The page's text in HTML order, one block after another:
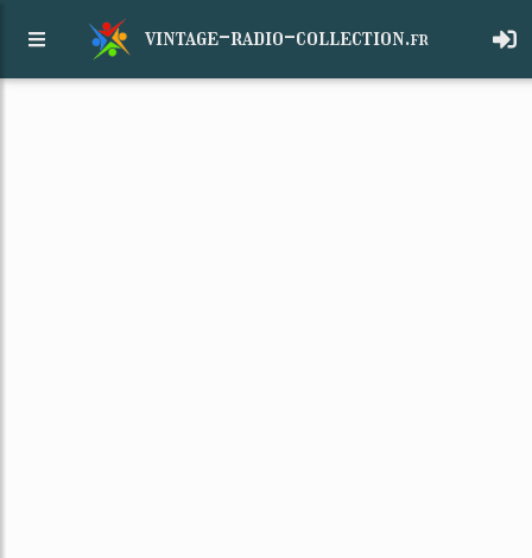
vintage-radio-collection.fr